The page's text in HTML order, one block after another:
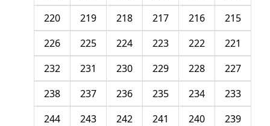
215
216
217
218
219
220
221
222
223
224
225
226
227
228
229
230
231
232
233
234
235
236
237
238
239
240
241
242
243
244